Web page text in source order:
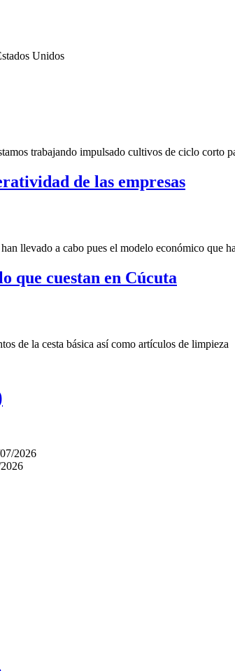
Unidos
trabajando impulsado cultivos de ciclo corto
de las empresas
llevado a cabo pues el modelo económico que
que cuestan en Cúcuta
de la cesta básica así como artículos de limpieza
2026